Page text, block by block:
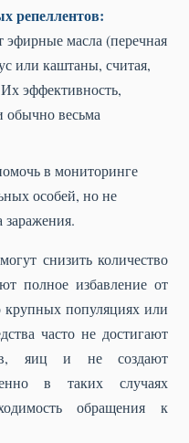
репеллентов:
масла (перечная
или каштаны, считая,
эффективность,
обычно весьма
в мониторинге
особей, но не
снизить количество
полное избавление от
крупных популяциях или
часто не достигают
яиц и не создают
в таких случаях
обращения к